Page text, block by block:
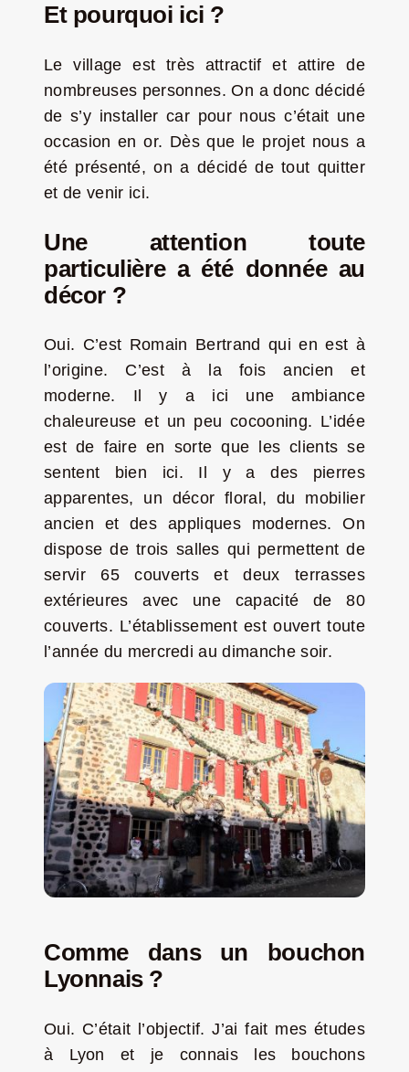
Et pourquoi ici ?
Le village est très attractif et attire de
nombreuses personnes. On a donc décidé
de s’y installer car pour nous c’était une
occasion en or. Dès que le projet nous a
été présenté, on a décidé de tout quitter
et de venir ici.
Une attention toute
particulière a été donnée au
décor ?
Oui. C’est Romain Bertrand qui en est à
l’origine. C’est à la fois ancien et
moderne. Il y a ici une ambiance
chaleureuse et un peu cocooning. L’idée
est de faire en sorte que les clients se
sentent bien ici. Il y a des pierres
apparentes, un décor floral, du mobilier
ancien et des appliques modernes. On
dispose de trois salles qui permettent de
servir 65 couverts et deux terrasses
extérieures avec une capacité de 80
couverts. L’établissement est ouvert toute
l’année du mercredi au dimanche soir.
Comme dans un bouchon
Lyonnais ?
Oui. C’était l’objectif. J’ai fait mes études
à Lyon et je connais les bouchons